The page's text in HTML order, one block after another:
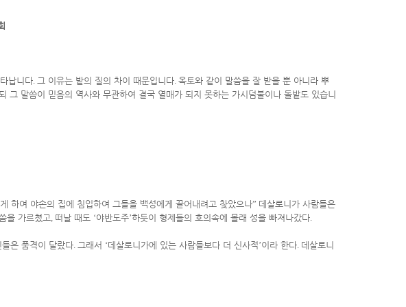
납니다. 그 이유는 밭의 질의 차이 때문입니다. 옥토와 같이 말씀을 잘 받을 뿐 아니라 뿌
그 말씀이 믿음의 역사와 무관하여 결국 열매가 되지 못하는 가시덤불이나 돌밭도 있습니
하여 야손의 집에 침입하여 그들을 백성에게 끌어내려고 찾았으나” 데살로니가 사람들은
을 가르쳤고, 떠날 때도 ‘야반도주’하듯이 형제들의 호의속에 몰래 성을 빠져나갔다.
은 품격이 달랐다. 그래서 ‘데살로니가에 있는 사람들보다 더 신사적’이라 한다. 데살로니